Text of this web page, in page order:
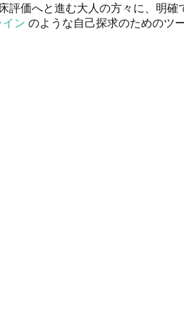
価へと進む大人の方々に、明
ン のような自己探求のためのツ